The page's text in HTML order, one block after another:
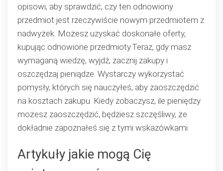
opisowi, aby sprawdzić, czy ten odnowiony
przedmiot jest rzeczywiście nowym przedmiotem z
nadwyżek. Możesz uzyskać doskonałe oferty,
kupując odnowione przedmioty.Teraz, gdy masz
wymaganą wiedzę, wyjdź, zacznij zakupy i
oszczędzaj pieniądze. Wystarczy wykorzystać
pomysły, których się nauczyłeś, aby zaoszczędzić
na kosztach zakupu. Kiedy zobaczysz, ile pieniędzy
możesz zaoszczędzić, będziesz szczęśliwy, że
dokładnie zapoznałeś się z tymi wskazówkami.
Artykuły jakie mogą Cię